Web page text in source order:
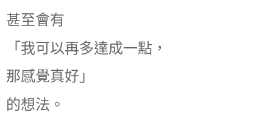
甚至會有
「我可以再多達成一點，
那感覺真好」
的想法。